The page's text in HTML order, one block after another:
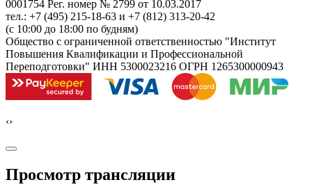
0001754 Рег. номер № 2799 от 10.03.2017
тел.: +7 (495) 215-18-63 и +7 (812) 313-20-42
(с 10:00 до 18:00 по будням)
Общество с ограниченной ответственностью "Институт
Повышения Квалификации и Профессиональной
Переподготовки" ИНН 5300023216 ОГРН 1265300000943
‹›
Просмотр трансляции